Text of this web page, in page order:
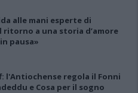
alle mani esperte di
ritorno a una storia d’amore
pausa»
l'Antiochense regola il Fonni
e Cosa per il sogno